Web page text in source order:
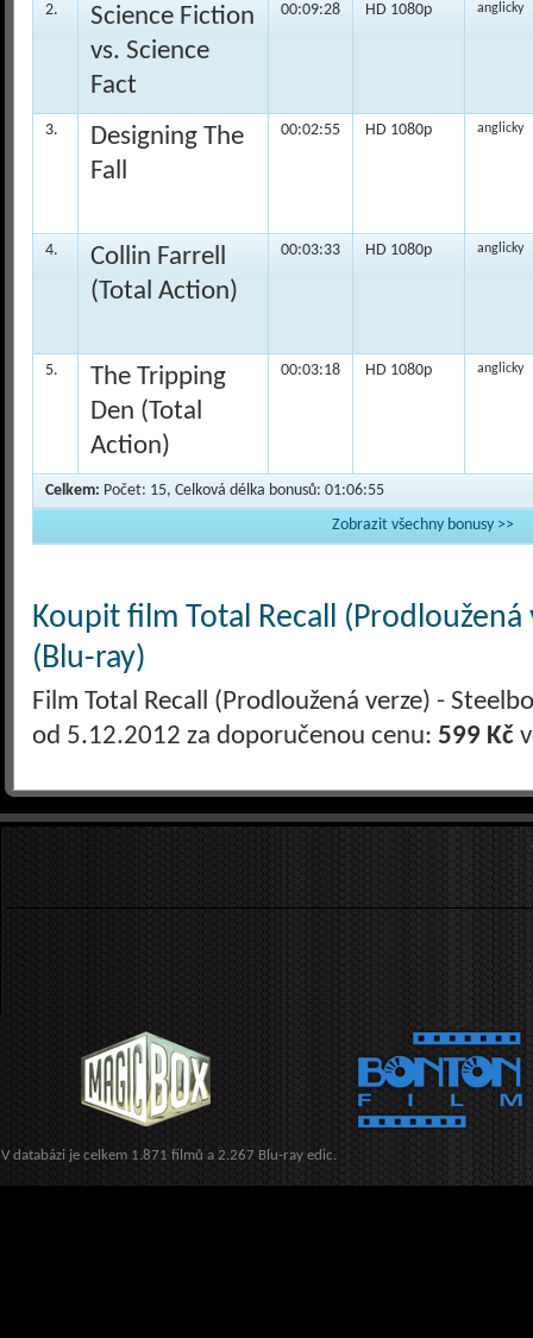
2.
Science Fiction
vs. Science
Fact
00:09:28 HD 1080p anglicky
3.
Designing The
Fall
00:02:55 HD 1080p anglicky
4.
Collin Farrell
(Total Action)
00:03:33 HD 1080p anglicky
5.
The Tripping
Den (Total
Action)
00:03:18 HD 1080p anglicky
Celkem: Počet: 15, Celková délka bonusů: 01:06:55
Zobrazit všechny bonusy >>
Koupit film Total Recall
(Blu-ray)
Film Total Recall (Prodloužená verze) -
od 5.12.2012 za doporučenou cenu: 599 Kč
V databázi je celkem 1.871 filmů a 2.267 Blu-ray edic.